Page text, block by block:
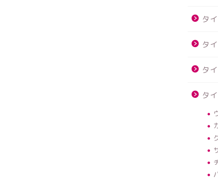
タ
タ
タ
タ